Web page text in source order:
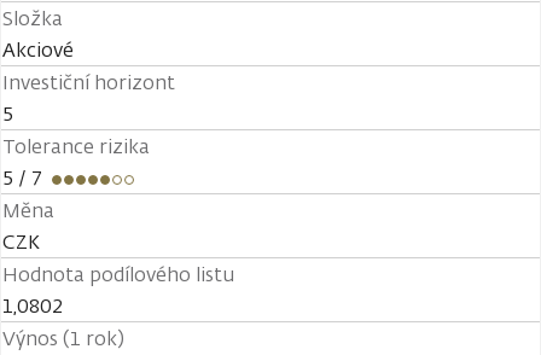
Složka
Akciové
Investiční horizont
5
Tolerance rizika
5 / 7
Měna
CZK
Hodnota podílového listu
1,0802
Výnos (1 rok)